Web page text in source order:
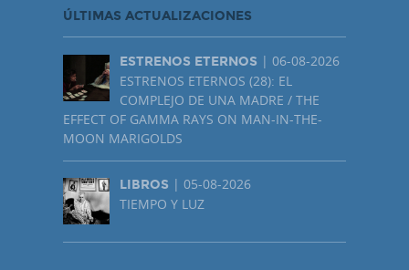
ÚLTIMAS ACTUALIZACIONES
ESTRENOS ETERNOS | 06-08-2026
ESTRENOS ETERNOS (28): EL
COMPLEJO DE UNA MADRE / THE
EFFECT OF GAMMA RAYS ON MAN-IN-THE-
MOON MARIGOLDS
LIBROS | 05-08-2026
TIEMPO Y LUZ